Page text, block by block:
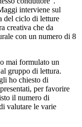
interviene sul
del ciclo di letture
creativa che da
con un numero di 8
mai formulato un
gruppo di lettura.
ho chiesto di
per favorire
il numero di
valutare le varie